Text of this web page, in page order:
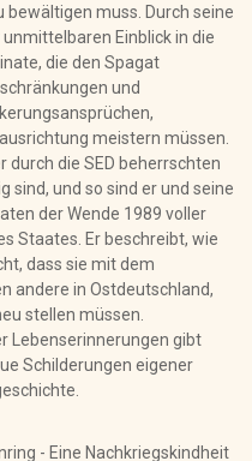
muss. Durch seine
Einblick in die
die den Spagat
und
meistern müssen.
durch die SED beherrschten
sind, und so sind er und seine
der Wende 1989 voller
Staates. Er beschreibt, wie
dass sie mit dem
andere in Ostdeutschland,
stellen müssen.
Lebenserinnerungen gibt
Schilderungen eigener
- Eine Nachkriegskindheit